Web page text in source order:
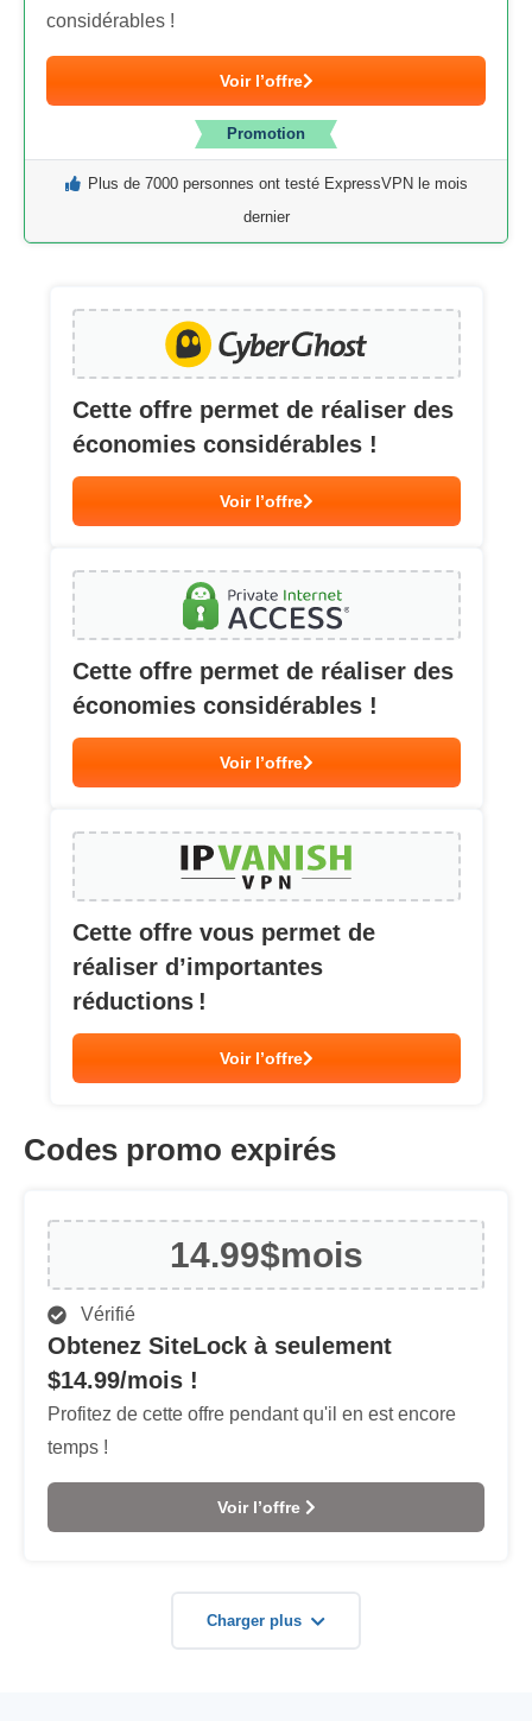
considérables !
Voir l’offre
Promotion
Plus de 7000 personnes ont testé ExpressVPN le mois
dernier
Cette offre permet de réaliser des
économies considérables !
Voir l’offre
Cette offre permet de réaliser des
économies considérables !
Voir l’offre
Cette offre vous permet de
réaliser d’importantes
réductions !
Voir l’offre
Codes promo expirés
14.99$mois
Vérifié
Obtenez SiteLock à seulement
$14.99/mois !
Profitez de cette offre pendant qu'il en est encore
temps !
Voir l’offre
Charger plus